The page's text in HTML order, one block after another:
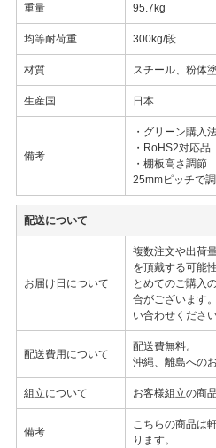
重量 95.7kg
均等耐荷重 300kg/段
材質 スチール、粉体
生産国 日本
備考
・グリーン購入
・RoHS2対応品
・棚板高さ調節
25mmピッチで
配送について
お届け日について
複数注文や出荷
を頂戴する可能
とめてのご購入
合がございます
い合わせください
配送費用について
配送費無料。
沖縄、離島への
組立について お客様組立の商品
備考
こちらの商品は
ります。